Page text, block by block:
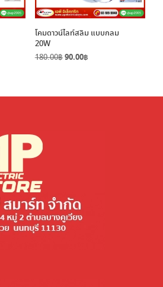
โคมดาวน์ไลท์สลิม แบบกลม
20W
180.00฿Original
90.00฿Current